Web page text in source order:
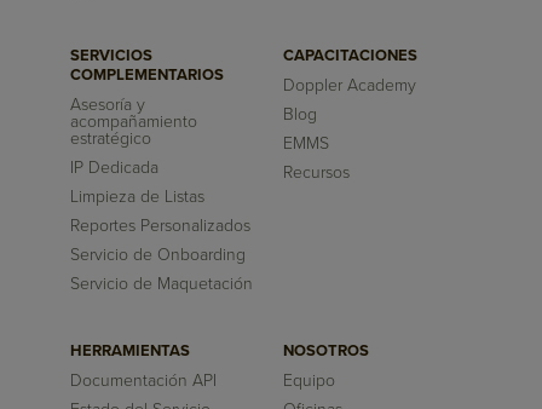
SERVICIOS
COMPLEMENTARIOS
Asesoría y
acompañamiento
estratégico
IP Dedicada
Limpieza de Listas
Reportes Personalizados
Servicio de Onboarding
Servicio de Maquetación
CAPACITACIONES
Doppler Academy
Blog
EMMS
Recursos
HERRAMIENTAS
Documentación API
NOSOTROS
Equipo